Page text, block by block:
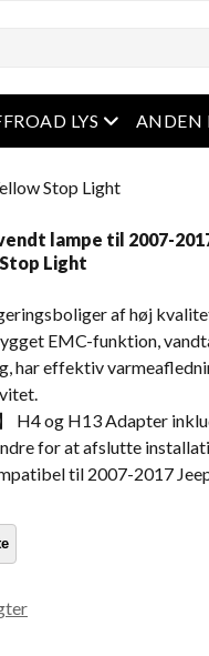
LYS Åben menu
ANDEN
Stop Light
lampe til 2007-
Light
af høj
EMC-funktion,
har effektiv
】 H4 og H13 Adapter
for at afslutte
til 2007-2017